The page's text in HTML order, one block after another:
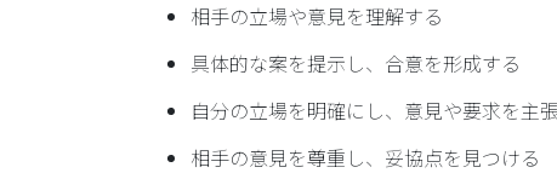
相手の立場や意見を理解する
具体的な案を提示し、合意を形成する
自分の立場を明確にし、意見や要求を主
相手の意見を尊重し、妥協点を見つける